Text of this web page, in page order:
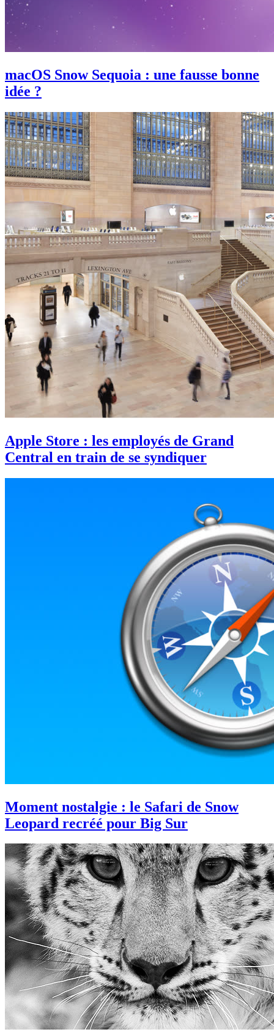
macOS Snow Sequoia : une fausse bonne
idée ?
Apple Store : les employés de Grand
Central en train de se syndiquer
Moment nostalgie : le Safari de Snow
Leopard recréé pour Big Sur